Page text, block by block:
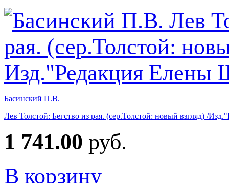
Басинский П.В.
Лев Толстой: Бегство из рая. (сер.Толстой: новый взгляд) /
1 741.00 руб.
В корзину